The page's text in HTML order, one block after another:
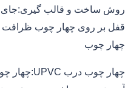
روش ساخت و قالب گیری:جای
قفل بر روی چهار چوب ظرافت
چهار چوب